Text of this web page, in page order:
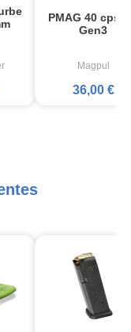
PMAG 40 cps
Gen3
Magpul
36,00 €